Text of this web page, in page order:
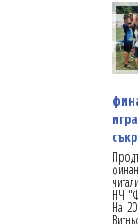
НЧ
На